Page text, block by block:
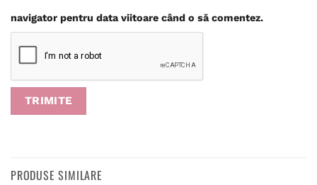
navigator pentru data viitoare când o să comentez.
PRODUSE SIMILARE